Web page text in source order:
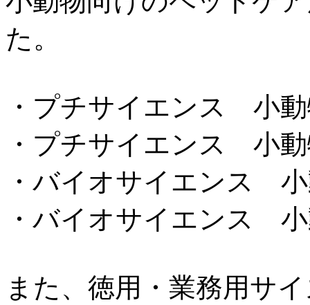
た。
・プチサイエンス 小
・プチサイエンス 小
・バイオサイエンス
・バイオサイエンス
また、徳用・業務用サ